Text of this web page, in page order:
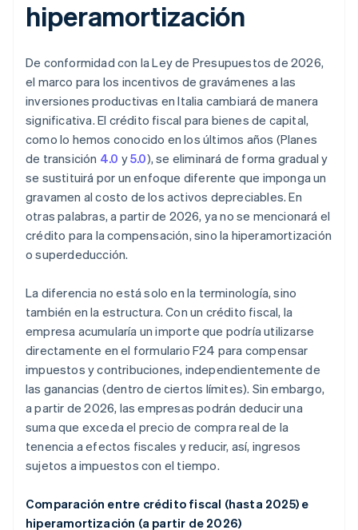
hiperamortización
De conformidad con la Ley de Presupuestos de 2026,
el marco para los incentivos de gravámenes a las
inversiones productivas en Italia cambiará de manera
significativa. El crédito fiscal para bienes de capital,
como lo hemos conocido en los últimos años (Planes
de transición 4.0 y5.0), se eliminará de forma gradual y
se sustituirá por un enfoque diferente que imponga un
gravamen al costo de los activos depreciables. En
otras palabras, a partir de 2026, ya no se mencionará el
crédito para la compensación, sino la hiperamortización
o superdeducción.
La diferencia no está solo en la terminología, sino
también en la estructura. Con un crédito fiscal, la
empresa acumularía un importe que podría utilizarse
directamente en el formulario F24 para compensar
impuestos y contribuciones, independientemente de
las ganancias (dentro de ciertos límites). Sin embargo,
a partir de 2026, las empresas podrán deducir una
suma que exceda el precio de compra real de la
tenencia a efectos fiscales y reducir, así, ingresos
sujetos a impuestos con el tiempo.
Comparación entre crédito fiscal (hasta 2025) e
hiperamortización (a partir de 2026)